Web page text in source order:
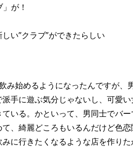
が！
い”クラブ”ができたらしい
み始めるようになったんですが、
手に遊ぶ気分じゃないし、可愛
いる。かといって、男同士でバ
、綺麗どころもいるんだけど色
に行きたくなるような店を作りた